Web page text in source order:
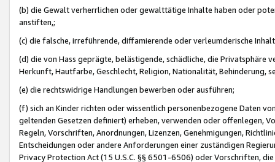
(b) die Gewalt verherrlichen oder gewalttätige Inhalte haben oder
anstiften,;
(c) die falsche, irreführende, diffamierende oder verleumderische
(d) die von Hass geprägte, belästigende, schädliche, die Privatsphäre
Herkunft, Hautfarbe, Geschlecht, Religion, Nationalität, Behinderung,
(e) die rechtswidrige Handlungen bewerben oder ausführen;
(f) sich an Kinder richten oder wissentlich personenbezogene Daten
geltenden Gesetzen definiert) erheben, verwenden oder offenlegen,
Regeln, Vorschriften, Anordnungen, Lizenzen, Genehmigungen,
Entscheidungen oder andere Anforderungen einer zuständigen
Privacy Protection Act (15 U.S.C. §§ 6501-6506) oder Vorschriften,